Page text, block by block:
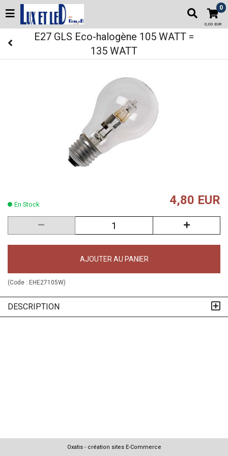
0
0,00 EUR
E27 GLS Eco-halogène 105 WATT =
135 WATT
En Stock 4,80 EUR
AJOUTER AU PANIER
(Code : EHE27105W)
DESCRIPTION
Oxatis - création sites E-Commerce